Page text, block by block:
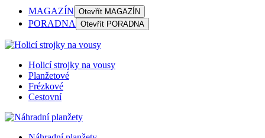
MAGAZÍN Otevřít MAGAZÍN
PORADNA Otevřít PORADNA
Holicí strojky na vousy
Planžetové
Frézkové
Cestovní